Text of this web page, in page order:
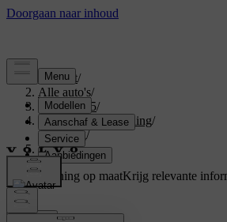
Support/
Alle auto's/
EX40 2025/
Gebruikershandleiding/
Driving/
Actieradius
Ondersteuning op maatKrijg relevante
auto.